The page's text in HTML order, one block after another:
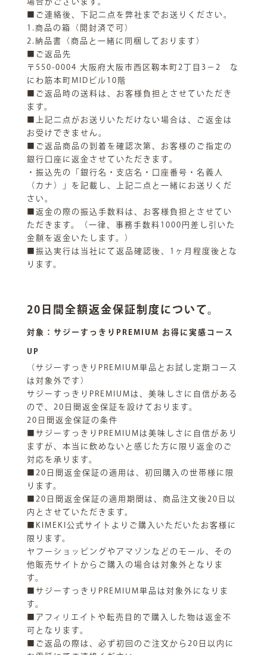
■ご連絡後、下記二点を弊社までお送りください。
1.商品の箱（開封済で可）
2.納品書（商品と一緒に同梱しております）
■ご返品先
〒550-0004 大阪府大阪市西区靱本町2丁目3−2 な
にわ筋本町MIDビル10階
■ご返品時の送料は、お客様負担とさせていただき
ます。
■上記二点がお送りいただけない場合は、ご返金は
お受けできません。
■ご返品商品の到着を確認次第、お客様のご指定の
銀行口座に返金させていただきます。
・振込先の「銀行名・支店名・口座番号・名義人
（カナ）」を記載し、上記二点と一緒にお送りくだ
さい。
■返金の際の振込手数料は、お客様負担とさせてい
ただきます。（一律、事務手数料1000円差し引いた
金額を返金いたします。）
■振込実行は当社にて返品確認後、1ヶ月程度後とな
ります。
20日間全額返金保証制度について。
対象：サジーすっきりPREMIUM お得に実感コース
UP
（サジーすっきりPREMIUM単品とお試し定期コース
は対象外です）
サジーすっきりPREMIUMは、美味しさに自信がある
ので、20日間返金保証を設けております。
20日間返金保証の条件
■サジーすっきりPREMIUMは美味しさに自信があり
ますが、本当に飲めないと感じた方に限り返金のご
対応を承ります。
■20日間返金保証の適用は、初回購入の世帯様に限
ります。
■20日間返金保証の適用期間は、商品注文後20日以
内とさせていただきます。
■KIMEKI公式サイトよりご購入いただいたお客様に
限ります。
ヤフーショッピングやアマゾンなどのモール、その
他販売サイトからご購入の場合は対象外となりま
す。
■サジーすっきりPREMIUM単品は対象外になりま
す。
■アフィリエイトや転売目的で購入した物は返金不
可となります。
■ご返品の際は、必ず初回のご注文から20日以内に